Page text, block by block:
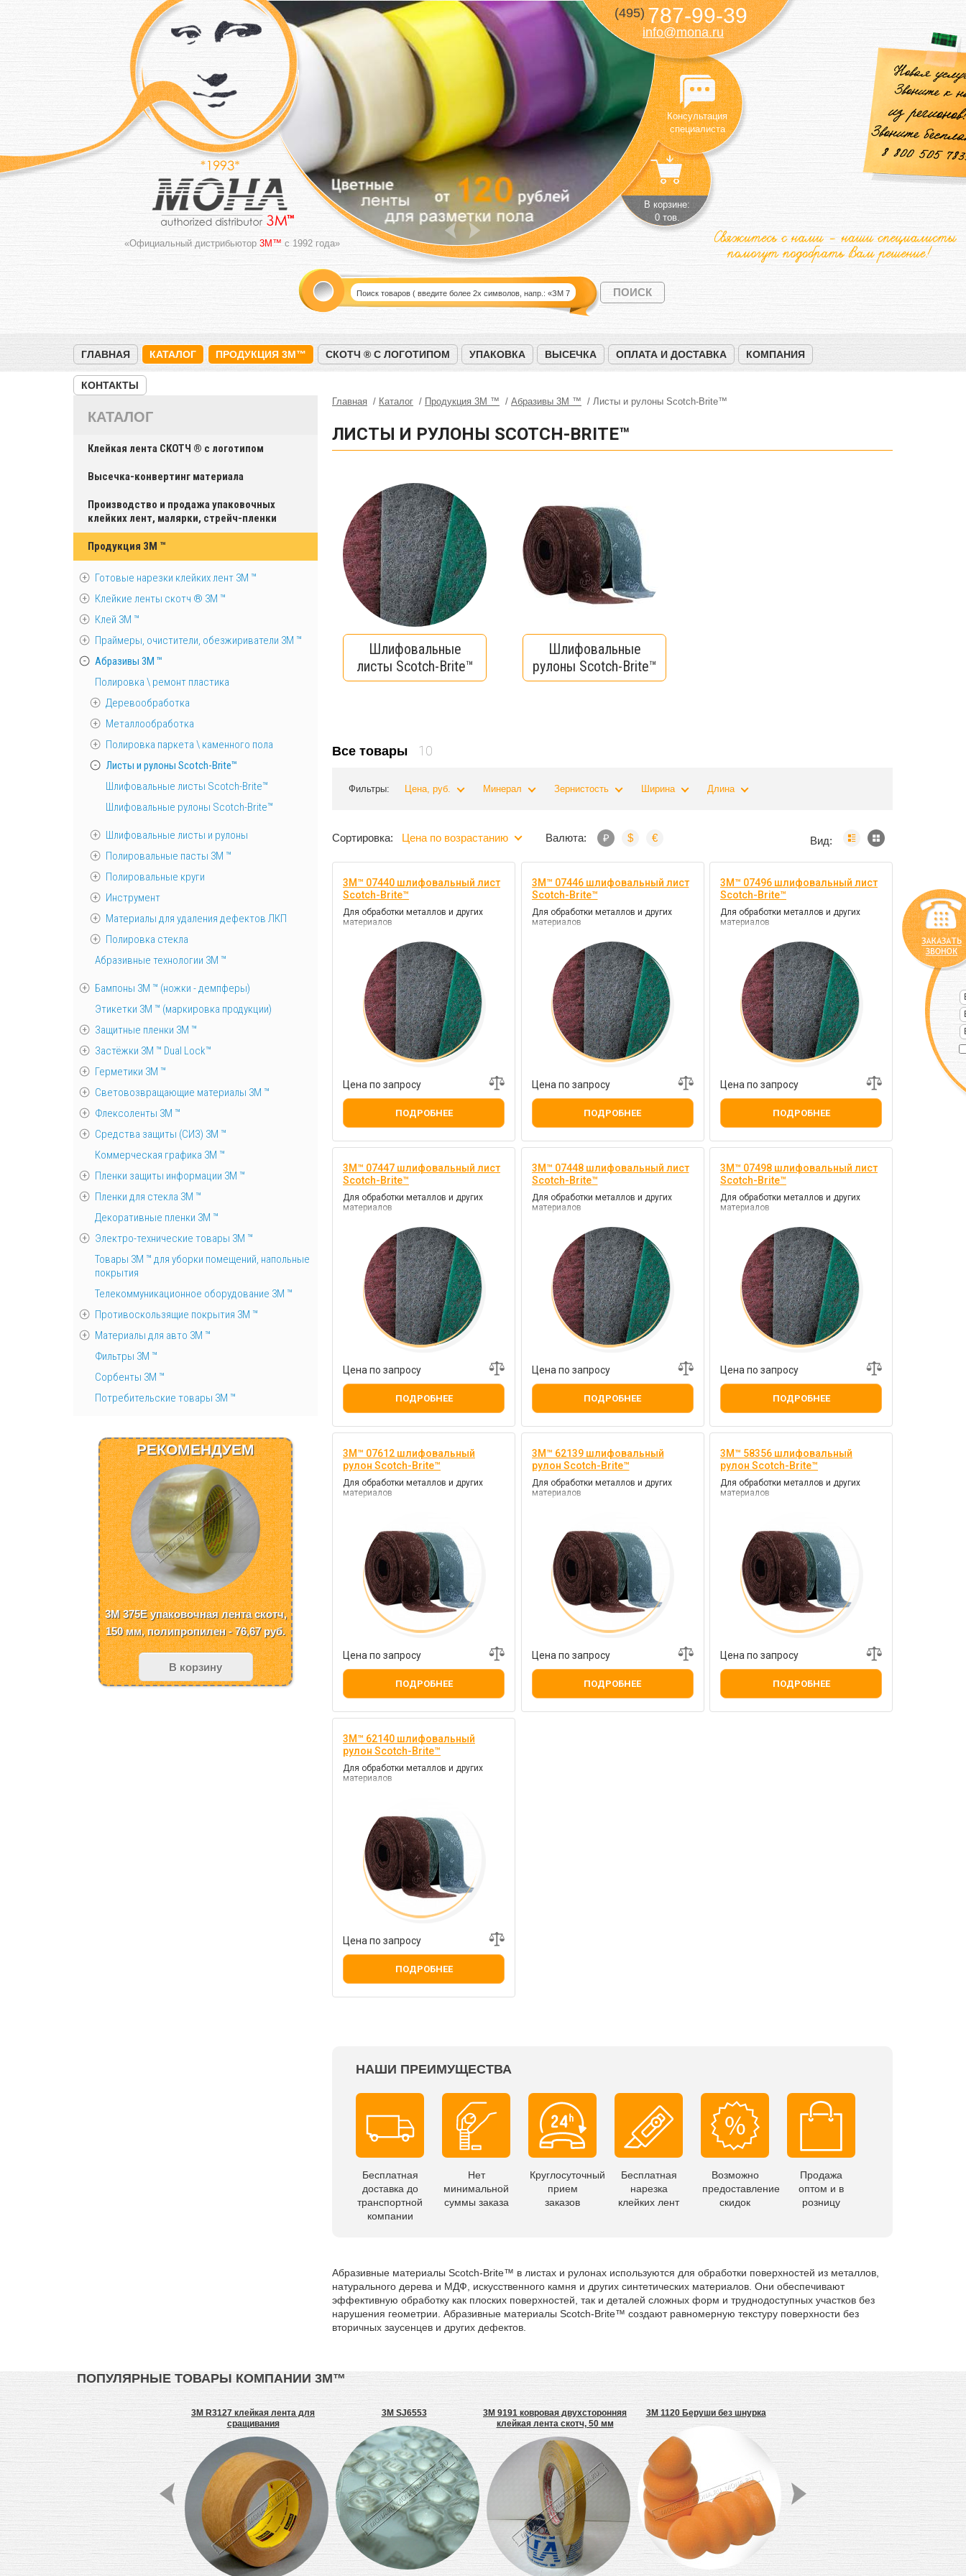
«Официальный дистрибьютор 3M™ с 1992 года»
(495)787-99-39
info@mona.ru
Консультация
специалиста
В корзине:
0 тов.
ГЛАВНАЯ КАТАЛОГ ПРОДУКЦИЯ 3M™ СКОТЧ ® С ЛОГОТИПОМ УПАКОВКА ВЫСЕЧКА ОПЛАТА И ДОСТАВКА КОМПАНИЯ
КОНТАКТЫ
Главная Каталог Продукция 3M ™ Абразивы 3М ™ Листы и рулоны Scotch-Brite™
ЛИСТЫ И РУЛОНЫ SCOTCH-BRITE™
Шлифовальные
листы Scotch-Brite™
Шлифовальные
рулоны Scotch-Brite™
Все товары 10
Фильтры: Цена, руб. Минерал Зернистость Ширина Длина
Сортировка: Цена по возрастанию Валюта: ₽ $ € Вид:
3M™ 07440 шлифовальный лист
Scotch-Brite™
Для обработки металлов и других
материалов
Цена по запросу
ПОДРОБНЕЕ
3M™ 07446 шлифовальный лист
Scotch-Brite™
Для обработки металлов и других
материалов
Цена по запросу
ПОДРОБНЕЕ
3M™ 07496 шлифовальный лист
Scotch-Brite™
Для обработки металлов и других
материалов
Цена по запросу
ПОДРОБНЕЕ
3M™ 07447 шлифовальный лист
Scotch-Brite™
Для обработки металлов и других
материалов
Цена по запросу
ПОДРОБНЕЕ
3M™ 07448 шлифовальный лист
Scotch-Brite™
Для обработки металлов и других
материалов
Цена по запросу
ПОДРОБНЕЕ
3M™ 07498 шлифовальный лист
Scotch-Brite™
Для обработки металлов и других
материалов
Цена по запросу
ПОДРОБНЕЕ
3M™ 07612 шлифовальный
рулон Scotch-Brite™
Для обработки металлов и других
материалов
Цена по запросу
ПОДРОБНЕЕ
3M™ 62139 шлифовальный
рулон Scotch-Brite™
Для обработки металлов и других
материалов
Цена по запросу
ПОДРОБНЕЕ
3M™ 58356 шлифовальный
рулон Scotch-Brite™
Для обработки металлов и других
материалов
Цена по запросу
ПОДРОБНЕЕ
3M™ 62140 шлифовальный
рулон Scotch-Brite™
Для обработки металлов и других
материалов
Цена по запросу
ПОДРОБНЕЕ
НАШИ ПРЕИМУЩЕСТВА
Бесплатная
доставка до
транспортной
компании
Нет
минимальной
суммы заказа
Круглосуточный
прием
заказов
Бесплатная
нарезка
клейких лент
Возможно
предоставление
скидок
Продажа
оптом и в
розницу
Абразивные материалы Scotch-Brite™ в листах и рулонах используются для обработки поверхностей из металлов,
натурального дерева и МДФ, искусственного камня и других синтетических материалов. Они обеспечивают
эффективную обработку как плоских поверхностей, так и деталей сложных форм и труднодоступных участков без
нарушения геометрии. Абразивные материалы Scotch-Brite™ создают равномерную текстуру поверхности без
вторичных заусенцев и других дефектов.
КАТАЛОГ
Клейкая лента СКОТЧ ® с логотипом
Высечка-конвертинг материала
Производство и продажа упаковочных
клейких лент, малярки, стрейч-пленки
Продукция 3M ™
Готовые нарезки клейких лент 3M ™
Клейкие ленты скотч ® 3M ™
Клей 3М ™
Праймеры, очистители, обезжириватели 3М ™
Абразивы 3М ™
Полировка \ ремонт пластика
Деревообработка
Металлообработка
Полировка паркета \ каменного пола
Листы и рулоны Scotch-Brite™
Шлифовальные листы Scotch-Brite™
Шлифовальные рулоны Scotch-Brite™
Шлифовальные листы и рулоны
Полировальные пасты 3М ™
Полировальные круги
Инструмент
Материалы для удаления дефектов ЛКП
Полировка стекла
Абразивные технологии 3М ™
Бампоны 3М ™ (ножки - демпферы)
Этикетки 3М ™ (маркировка продукции)
Защитные пленки 3М ™
Застёжки 3М ™ Dual Lock™
Герметики 3М ™
Световозвращающие материалы 3М ™
Флексоленты 3М ™
Средства защиты (СИЗ) 3M ™
Коммерческая графика 3М ™
Пленки защиты информации 3М ™
Пленки для стекла 3М ™
Декоративные пленки 3М ™
Электро-технические товары 3М ™
Товары 3М ™ для уборки помещений, напольные
покрытия
Телекоммуникационное оборудование 3М ™
Противоскользящие покрытия 3М ™
Материалы для авто 3М ™
Фильтры 3М ™
Сорбенты 3М ™
Потребительские товары 3М ™
РЕКОМЕНДУЕМ
3M 375E упаковочная лента скотч,
150 мм, полипропилен - 76,67руб.
В корзину
ПОПУЛЯРНЫЕ ТОВАРЫ КОМПАНИИ 3М™
3M R3127 клейкая лента для
сращивания
3M SJ6553
3M 9191 ковровая двухсторонняя
клейкая лента скотч, 50 мм
3M 1120 Беруши без шнурка